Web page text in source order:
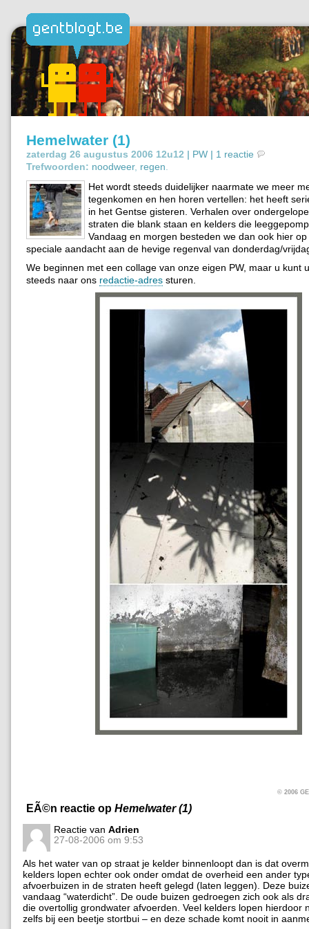
Hemelwater (1)
zaterdag 26 augustus 2006 12u12 | PW | 1 reactie
Trefwoorden: noodweer, regen
Het wordt steeds duidelijker naarmate we meer
tegenkomen en hen horen vertellen: het heeft
in het Gentse gisteren. Verhalen over
straten die blank staan en kelders die
Vandaag en morgen besteden we dan ook hier
speciale aandacht aan de hevige regenval van donderdag/
We beginnen met een collage van onze eigen PW, maar u kunt
steeds naar ons redactie-adres sturen.
© 2006
EÃ©n reactie op Hemelwater (1)
Reactie van Adrien
27-08-2006 om 9:53
Als het water van op straat je kelder binnenloopt dan is dat
kelders lopen echter ook onder omdat de overheid een ander
afvoerbuizen in de straten heeft gelegd (laten leggen). Deze
vandaag “waterdicht”. De oude buizen gedroegen zich ook als
die overtollig grondwater afvoerden. Veel kelders lopen hierdoor
zelfs bij een beetje stortbui – en deze schade komt nooit in